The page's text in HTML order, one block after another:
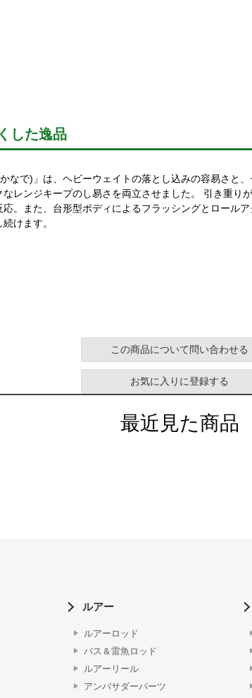
した逸品
で)」は、ヘビーウェイトの落とし込みの容易さと、
レンジキープのし易さを両立させました。 引き重り
。また、台形型ボディによるフラッシングとロールア
けます。
この商品について問い合わせる
お気に入りに登録する
最近見た商品
ルアー
ルアーロッド
バス＆雷魚ロッド
ルアーリール
アンバサダーパーツ